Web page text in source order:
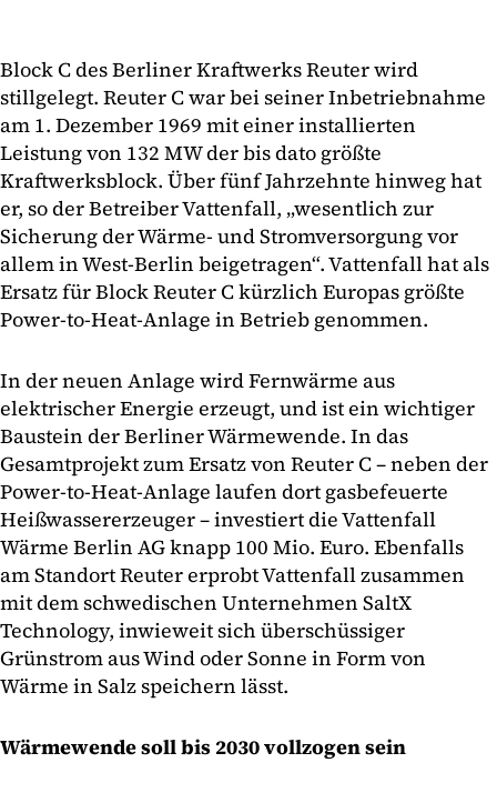
Block C des Berliner Kraftwerks Reuter wird
stillgelegt. Reuter C war bei seiner Inbetriebnahme
am 1. Dezember 1969 mit einer installierten
Leistung von 132 MW der bis dato größte
Kraftwerksblock. Über fünf Jahrzehnte hinweg hat
er, so der Betreiber Vattenfall, „wesentlich zur
Sicherung der Wärme- und Stromversorgung vor
allem in West-Berlin beigetragen“. Vattenfall hat als
Ersatz für Block Reuter C kürzlich Europas größte
Power-to-Heat-Anlage in Betrieb genommen.
In der neuen Anlage wird Fernwärme aus
elektrischer Energie erzeugt, und ist ein wichtiger
Baustein der Berliner Wärmewende. In das
Gesamtprojekt zum Ersatz von Reuter C – neben der
Power-to-Heat-Anlage laufen dort gasbefeuerte
Heißwassererzeuger – investiert die Vattenfall
Wärme Berlin AG knapp 100 Mio. Euro. Ebenfalls
am Standort Reuter erprobt Vattenfall zusammen
mit dem schwedischen Unternehmen SaltX
Technology, inwieweit sich überschüssiger
Grünstrom aus Wind oder Sonne in Form von
Wärme in Salz speichern lässt.
Wärmewende soll bis 2030 vollzogen sein